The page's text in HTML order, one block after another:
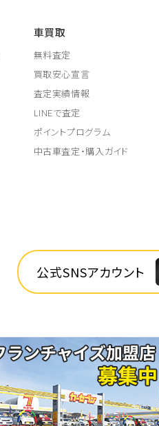
車買取
無料査定
買取安心宣言
査定実績情報
LINEで査定
ポイントプログラム
中古車査定・購入ガイド
公式SNSアカウント